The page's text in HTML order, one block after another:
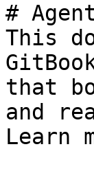
#
This
that
and
Learn